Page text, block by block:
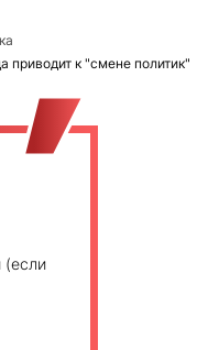
приводит к "смене политик"
(если